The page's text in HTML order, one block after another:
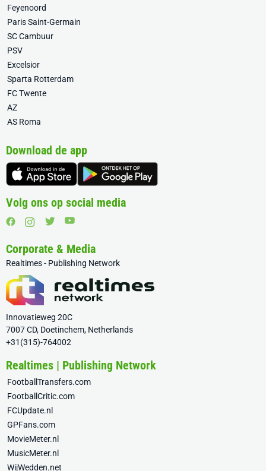
Feyenoord
Paris Saint-Germain
SC Cambuur
PSV
Excelsior
Sparta Rotterdam
FC Twente
AZ
AS Roma
Download de app
Volg ons op social media
Corporate & Media
Realtimes - Publishing Network
Innovatieweg 20C
7007 CD, Doetinchem, Netherlands
+31(315)-764002
Realtimes | Publishing Network
FootballTransfers.com
FootballCritic.com
FCUpdate.nl
GPFans.com
MovieMeter.nl
MusicMeter.nl
WijWedden.net